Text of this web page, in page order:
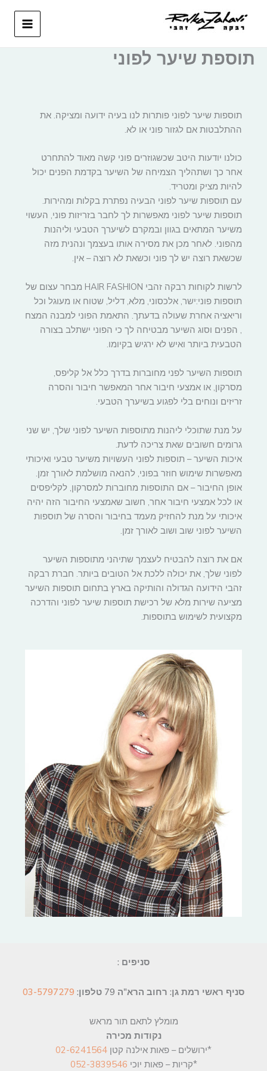
MAIN
תוספת שיער לפוני
תוספות שיער לפוני פותרות לנו בעיה ידועה ומציקה. את
ההתלבטות אם לגזור פוני או לא.
כולנו יודעות היטב שכשגוזרים פוני קשה מאוד להתחרט
אחר כך ושתהליך הצמיחה של השיער בקדמת הפנים יכול
להיות מציק ומטריד.
עם תוספות שיער לפוני הבעיה נפתרת בקלות ומהירות.
תוספות שיער לפוני מאפשרות לך לחבר בזריזות פוני, העשוי
משיער המתאים בגוון ובמקרם לשיערך הטבעי וליהנות
מהפוני. לאחר מכן את מסירה אותו בעצמך ונהנית מזה
שכשאת רוצה יש לך פוני וכשאת לא רוצה – אין.
לרשות לקוחות רבקה זהבי HAIR FASHION מבחר עצום של
תוספות פוני:ישר, אלכסוני, מלא, דליל, שטוח או מעוגל וכל
וריאציה אחרת שעולה בדעתך. התאמת הפוני למבנה המצח
, הפנים וסוג השיער מבטיחה לך כי הפוני ישתלב בצורה
הטבעית ביותר ואיש לא ירגיש בקיומו.
תוספות השיער לפני מחוברות בדרך כלל אל קליפס,
מסרקון, או אמצעי חיבור אחר המאפשר חיבור והסרה
זריזים ונוחים בלי לפגוע בשיערך הטבעי.
על מנת שתוכלי ליהנות מתוספות השיער לפוני שלך, יש שני
גרומים חשובים שאת צריכה לדעת.
איכות השיער – תוספות לפוני העשויות משיער טבעי ואיכותי
מאפשרות שימוש חוזר בפוני, להנאה מושלמת לאורך זמן.
אופן החיבור – אם התוספות מחוברות למסרקון, לקליפסים
או לכל אמצעי חיבור אחר, חשוב שאמצעי החיבור הזה יהיה
איכותי על מנת להחזיק מעמד בחיבור והסרה של תוספות
השיער לפוני שוב ושוב לאורך זמן.
אם את רוצה להבטיח לעצמך שתיהני מתוספות השיער
לפוני שלך, את יכולה ללכת אל הטובים ביותר. חברת רבקה
זהבי הידועה הגדולה והותיקה בארץ בתחום תוספות השיער
מציעה שירות מלא של רכישת תוספות שיער לפוני והדרכה
מקצועית לשימוש בתוספות.
סניפים :
סניף ראשי רמת גן: רחוב הרא"ה 79 טלפון: 03-5797279
מומלץ לתאם תור מראש
נקודות מכירה
*ירושלים – פאות אילנה קטן 02-6241564
*קריות – פאות יוכי 052-3839546